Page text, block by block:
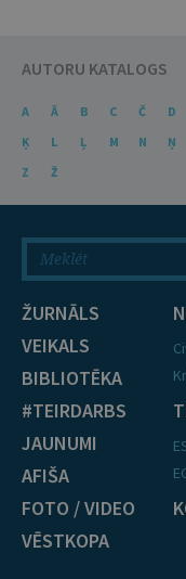
AUTORU KATALOGS
A Ā B C Č D
Ķ
L Ļ M N Ņ
Z
Ž
ŽURNĀLS
VEIKALS
BIBLIOTĒKA
#TEIRDARBS
JAUNUMI
AFIŠA
FOTO / VIDEO
VĒSTKOPA